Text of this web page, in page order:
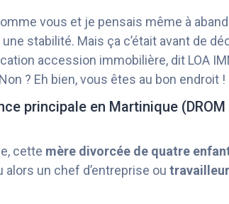
vous et je pensais même à
stabilité. Mais ça c’était avant de
accession immobilière, dit LOA
? Eh bien, vous êtes au bon endroit !
principale en Martinique
cette mère divorcée de quatre
un chef d’entreprise ou